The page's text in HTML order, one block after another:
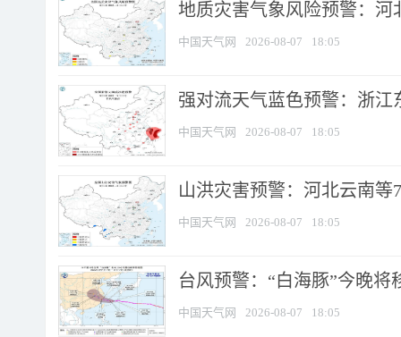
地质灾害气象风险预警：河
中国天气网 2026-08-07 18:05
强对流天气蓝色预警：浙江
中国天气网 2026-08-07 18:05
山洪灾害预警：河北云南
中国天气网 2026-08-07 18:05
台风预警：“白海豚”今晚将
中国天气网 2026-08-07 18:05